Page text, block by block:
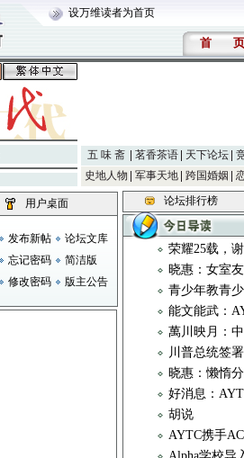
设万维读者为首页
首 页
五 味 斋 茗香茶语 天下论坛
史地人物
军事天地 跨国婚姻
用户桌面
发布新帖
论坛文库
忘记密码
简洁版
修改密码
版主公告
论坛排行榜
荣耀25载，
晓惠：女室友
青少年教青
能文能武：
萬川映月：
川普总统签
晓惠：懒惰
好消息：
胡说
AYTC携手